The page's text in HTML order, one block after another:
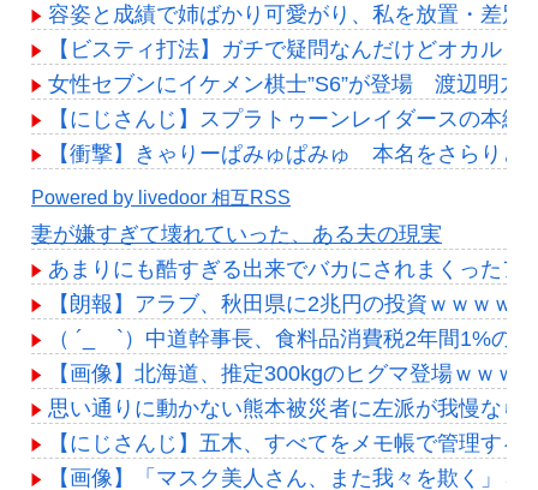
容姿と成績で姉ばかり可愛がり、私を放置・差
【ビスティ打法】ガチで疑問なんだけどオカル
女性セブンにイケメン棋士”S6”が登場 渡辺明九
【にじさんじ】スプラトゥーンレイダースの本
【衝撃】きゃりーぱみゅぱみゅ 本名をさらりと
Powered by livedoor 相互RSS
妻が嫌すぎて壊れていった、ある夫の現実
あまりにも酷すぎる出来でバカにされまくった
【朗報】アラブ、秋田県に2兆円の投資ｗｗｗｗ
（ ´_ゝ`）中道幹事長、食料品消費税2年間1%
【画像】北海道、推定300kgのヒグマ登場ｗｗｗ
思い通りに動かない熊本被災者に左派が我慢な
【にじさんじ】五木、すべてをメモ帳で管理す
【画像】「マスク美人さん、また我々を欺く」